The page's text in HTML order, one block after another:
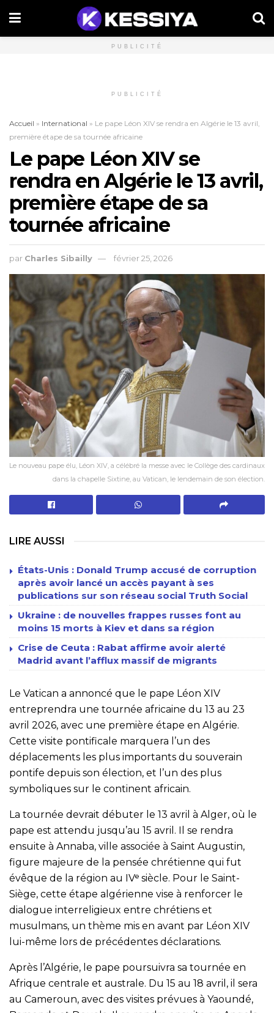
PUBLICITÉ
PUBLICITÉ
Accueil » International » Le pape Léon XIV se rendra en Algérie le 13 avril,
première étape de sa tournée africaine
Le pape Léon XIV se
rendra en Algérie le 13 avril,
première étape de sa
tournée africaine
par Charles Sibailly février 25, 2026
Le nouveau pape élu, Léon XIV, a célébré la messe avec le Collège des cardinaux
dans la chapelle Sixtine, au Vatican, le lendemain de son élection.
LIRE AUSSI
États-Unis : Donald Trump accusé de corruption
après avoir lancé un accès payant à ses
publications sur son réseau social Truth Social
Ukraine : de nouvelles frappes russes font au
moins 15 morts à Kiev et dans sa région
Crise de Ceuta : Rabat affirme avoir alerté
Madrid avant l’afflux massif de migrants
Le Vatican a annoncé que le pape Léon XIV
entreprendra une tournée africaine du 13 au 23
avril 2026, avec une première étape en Algérie.
Cette visite pontificale marquera l’un des
déplacements les plus importants du souverain
pontife depuis son élection, et l’un des plus
symboliques sur le continent africain.
La tournée devrait débuter le 13 avril à Alger, où le
pape est attendu jusqu’au 15 avril. Il se rendra
ensuite à Annaba, ville associée à Saint Augustin,
figure majeure de la pensée chrétienne qui fut
évêque de la région au IVᵉ siècle. Pour le Saint-
Siège, cette étape algérienne vise à renforcer le
dialogue interreligieux entre chrétiens et
musulmans, un thème mis en avant par Léon XIV
lui-même lors de précédentes déclarations.
Après l’Algérie, le pape poursuivra sa tournée en
Afrique centrale et australe. Du 15 au 18 avril, il sera
au Cameroun, avec des visites prévues à Yaoundé,